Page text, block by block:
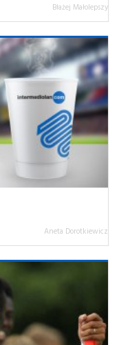
Błażej Małolepszy
Aneta Dorotkiewicz